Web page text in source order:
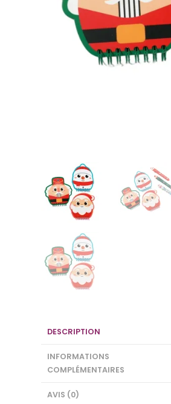
DESCRIPTION
INFORMATIONS
COMPLÉMENTAIRES
AVIS (0)